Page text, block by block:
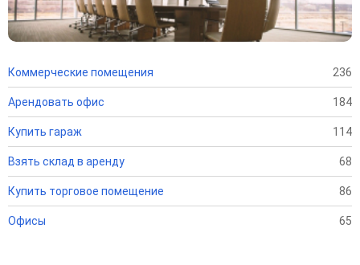
Коммерческие помещения 236
Арендовать офис 184
Купить гараж 114
Взять склад в аренду 68
Купить торговое помещение 86
Офисы 65